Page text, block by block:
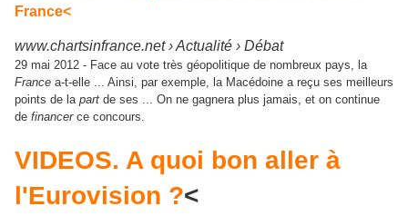
France<
www.chartsinfrance.net › Actualité › Débat
29 mai 2012 - Face au vote très géopolitique de nombreux pays, la
France a-t-elle ... Ainsi, par exemple, la Macédoine a reçu ses meilleurs
points de la part de ses ... On ne gagnera plus jamais, et on continue
de financerce concours.
VIDEOS. A quoi bon aller à
l'Eurovision ?<